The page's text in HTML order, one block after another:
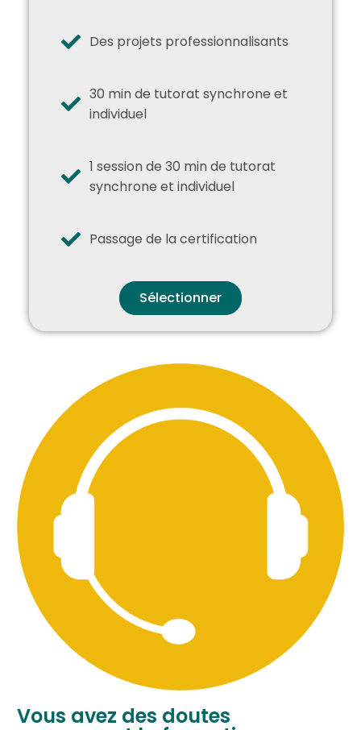
Des projets professionnalisants
30 min de tutorat synchrone et
individuel
1 session de 30 min de tutorat
synchrone et individuel
Passage de la certification
Sélectionner
Vous avez des doutes